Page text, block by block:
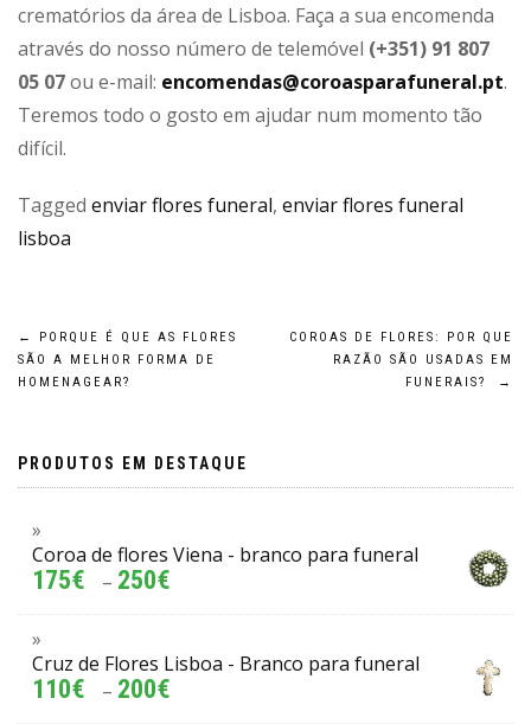
crematórios da área de Lisboa. Faça a sua encomenda
através do nosso número de telemóvel (+351) 91 807
05 07ou e-mail: encomendas@coroasparafuneral.pt.
Teremos todo o gosto em ajudar num momento tão
difícil.
Tagged enviar flores funeral, enviar flores funeral
lisboa
Navegação
de
artigos
←
PORQUE É QUE AS FLORES
SÃO A MELHOR FORMA DE
HOMENAGEAR?
COROAS DE FLORES: POR QUE
RAZÃO SÃO USADAS EM
FUNERAIS?
→
PRODUTOS EM DESTAQUE
Coroa de flores Viena - branco para funeral
175€ – 250€
Cruz de Flores Lisboa - Branco para funeral
110€ – 200€